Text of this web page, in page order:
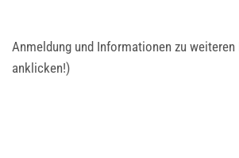
Anmeldung und Informationen zu
anklicken!)